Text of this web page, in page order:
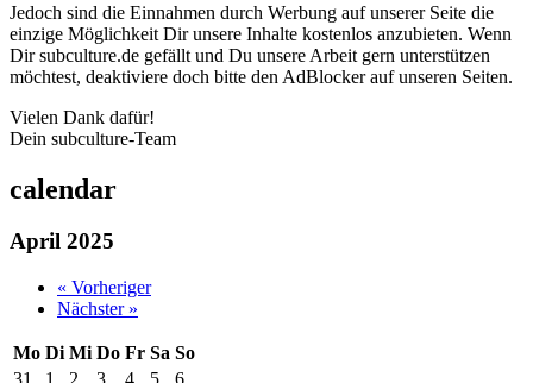
Jedoch sind die Einnahmen durch Werbung auf unserer Seite die
einzige Möglichkeit Dir unsere Inhalte kostenlos anzubieten. Wenn
Dir subculture.de gefällt und Du unsere Arbeit gern unterstützen
möchtest, deaktiviere doch bitte den AdBlocker auf unseren Seiten.
Vielen Dank dafür!
Dein subculture-Team
calendar
April 2025
« Vorheriger
Nächster »
Mo Di Mi Do Fr Sa So